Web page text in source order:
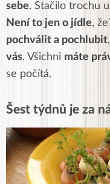
sebe. Stačilo trochu
Není to jen o jídle,
pochválit a pochlubit
vás. Všichni máte
se počítá.
Šest týdnů je za